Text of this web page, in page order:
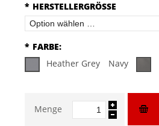
* HERSTELLERGRÖSSE
* FARBE:
Heather Grey
Navy
Menge